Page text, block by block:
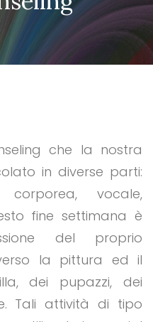
che la nostra
in diverse parti:
corporea, vocale,
fine settimana è
del proprio
la pittura ed il
dei pupazzi, dei
Tali attività di tipo